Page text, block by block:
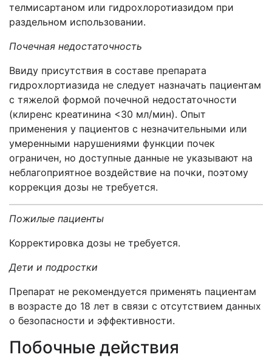
телмисартаном или гидрохлоротиазидом при
раздельном использовании.
Почечная недостаточность
Ввиду присутствия в составе препарата
гидрохлортиазида не следует назначать пациентам
с тяжелой формой почечной недостаточности
(клиренс креатинина <30 мл/мин). Опыт
применения у пациентов с незначительными или
умеренными нарушениями функции почек
ограничен, но доступные данные не указывают на
неблагоприятное воздействие на почки, поэтому
коррекция дозы не требуется.
Пожилые пациенты
Корректировка дозы не требуется.
Дети и подростки
Препарат не рекомендуется применять пациентам
в возрасте до 18 лет в связи с отсутствием данных
о безопасности и эффективности.
Побочные действия